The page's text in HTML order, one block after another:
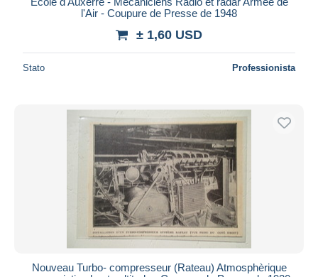
l'Air - Coupure de Presse de 1948
± 1,60 USD
Stato Professionista
Nouveau Turbo- compresseur (Rateau) Atmosphèrique